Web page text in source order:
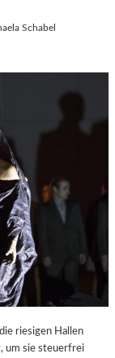
Schabel
riesigen Hallen
um sie steuerfrei